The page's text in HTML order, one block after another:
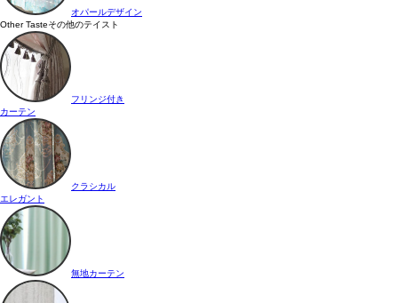
オパールデザイン
Other Tasteその他のテイスト
フリンジ付き
カーテン
クラシカル
エレガント
無地カーテン